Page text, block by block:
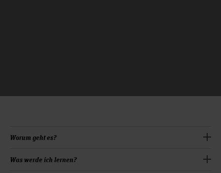
Worum geht es?
Ziel des Bachelorstudiengangs Journalistik ist es,
Was werde ich lernen?